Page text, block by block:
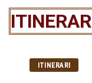
ITINERARI